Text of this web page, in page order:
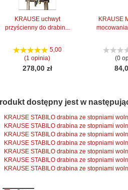
KRAUSE uchwyt
przyścienny do drabin...
5,00
(1 opinia)
278,00 zł
KRAUSE
mocowania
(0
dostępny jest w
KRAUSE STABILO drabina ze stopniami
KRAUSE STABILO drabina ze stopniami
KRAUSE STABILO drabina ze stopniami
KRAUSE STABILO drabina ze stopniami
KRAUSE STABILO drabina ze stopniami
KRAUSE STABILO drabina ze stopniami
KRAUSE STABILO drabina ze stopniami